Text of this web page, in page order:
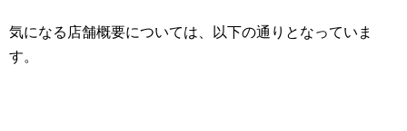
気になる店舗概要については、以下の通りとなっていま
す。